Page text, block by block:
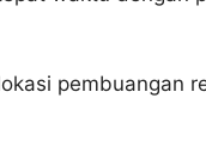
pembuangan